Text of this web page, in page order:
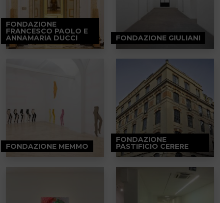
FONDAZIONE
FRANCESCO PAOLO E
ANNAMARIA DUCCI FONDAZIONE GIULIANI
FONDAZIONE MEMMO
FONDAZIONE
PASTIFICIO CERERE